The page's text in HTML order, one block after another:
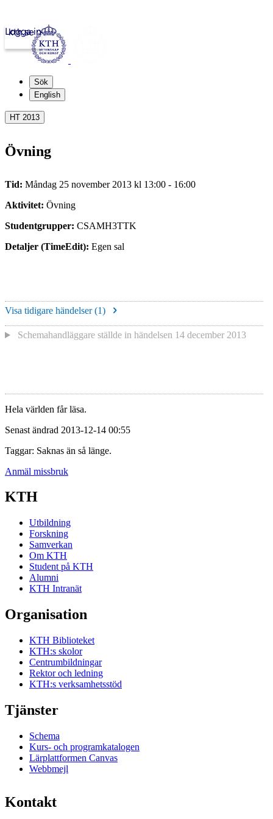
kth.se
Logga in
Sök
English
HT 2013
Övning
Tid: Måndag 25 november 2013 kl 13:00 - 16:00
Aktivitet: Övning
Studentgrupper: CSAMH3TTK
Detaljer (TimeEdit): Egen sal
Visa tidigare händelser (1)
Schemahandläggare ställde in händelsen 14 december 2013
Hela världen får läsa.
Senast ändrad 2013-12-14 00:55
Taggar: Saknas än så länge.
Anmäl missbruk
KTH
Utbildning
Forskning
Samverkan
Om KTH
Student på KTH
Alumni
KTH Intranät
Organisation
KTH Biblioteket
KTH:s skolor
Centrumbildningar
Rektor och ledning
KTH:s verksamhetsstöd
Tjänster
Schema
Kurs- och programkatalogen
Lärplattformen Canvas
Webbmejl
Kontakt